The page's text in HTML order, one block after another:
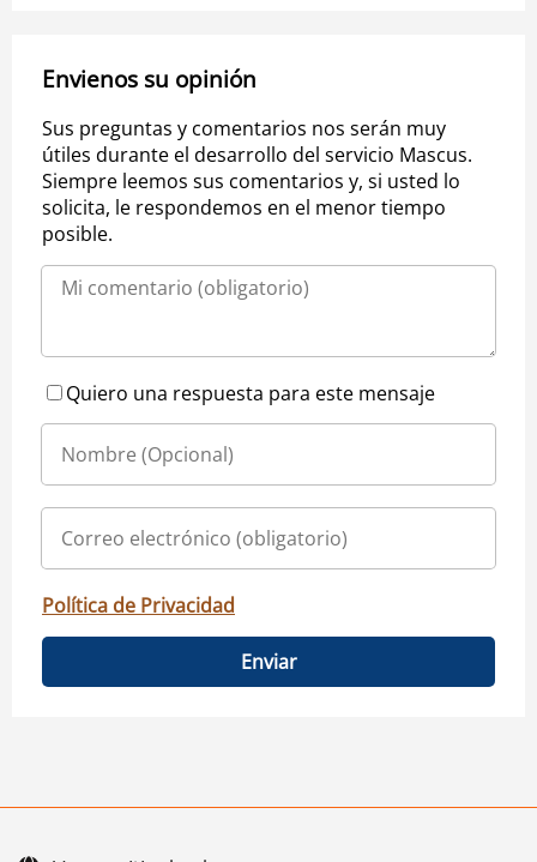
Envienos su opinión
Sus preguntas y comentarios nos serán muy
útiles durante el desarrollo del servicio Mascus.
Siempre leemos sus comentarios y, si usted lo
solicita, le respondemos en el menor tiempo
posible.
Quiero una respuesta para este mensaje
Política de Privacidad
Enviar